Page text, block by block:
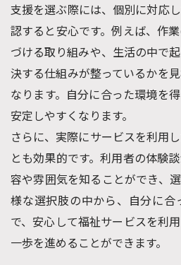
支援を選ぶ際には、個別に対応
認すると安心です。例えば、作
づける取り組みや、生活の中で
決する仕組みが整っているかを
なります。自分に合った環境を
安定しやすくなります。
さらに、実際にサービスを利用
とも効果的です。利用者の体験
容や雰囲気を知ることができ、
様な選択肢の中から、自分に合
で、安心して福祉サービスを利
一歩を進めることができます。